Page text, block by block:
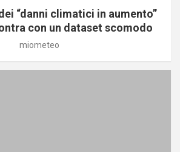
“danni climatici in aumento”
con un dataset scomodo
miometeo